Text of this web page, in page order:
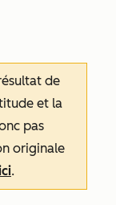
de
et la
pas
originale
.